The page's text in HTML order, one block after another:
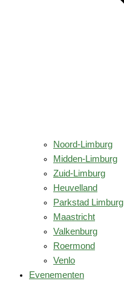
Noord-Limburg
Midden-Limburg
Zuid-Limburg
Heuvelland
Parkstad Limburg
Maastricht
Valkenburg
Roermond
Venlo
Evenementen